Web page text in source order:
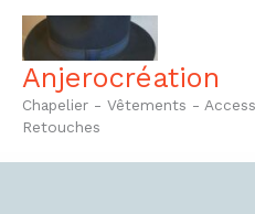
Aller
contenuAnjerocréation
Chapelier - Vêtements -
Retouches